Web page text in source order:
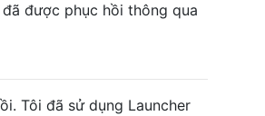
được phục hồi thông qua
Tôi đã sử dụng Launcher